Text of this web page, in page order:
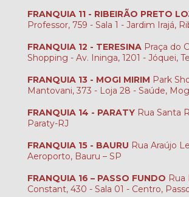
FRANQUIA 11 - RIBEIRÃO PRETO
Professor, 759 - Sala 1 - Jardim Irajá,
FRANQUIA 12 - TERESINA Praça do
Shopping - Av. Ininga, 1201 - Jóquei,
FRANQUIA 13 - MOGI MIRIM Park
Mantovani, 373 - Loja 28 - Saúde,
FRANQUIA 14 - PARATY Rua Santa
Paraty-RJ
FRANQUIA 15 - BAURU Rua Araújo
Aeroporto, Bauru – SP
FRANQUIA 16 – PASSO FUNDO Rua
Constant, 430 - Sala 01 - Centro,